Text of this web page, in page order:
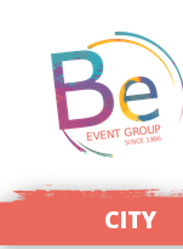
CITY